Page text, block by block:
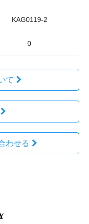
KAG0119-2
0
て
わせる